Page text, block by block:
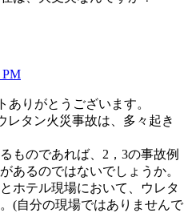
PM
ありがとうございます。
レタン火災事故は、多々起き
ものであれば、2，3の事故例
あるのではないでしょうか。
ホテル現場において、ウレタ
(自分の現場ではありませんで